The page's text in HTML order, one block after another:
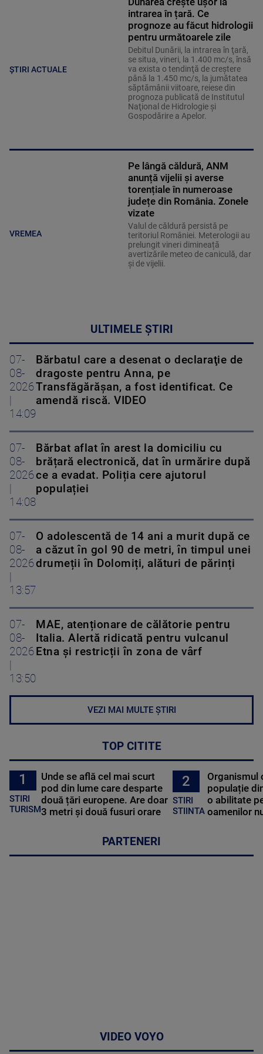
ȘTIRI ACTUALE
intrarea în țară. Ce
prognoze au făcut hidrologii
pentru următoarele zile
Debitul Dunării, la intrarea în ţară,
se situa, vineri, la 1.400 mc/s, însă
va exista o tendinţă de creştere
până la 1.450 mc/s, la jumătatea
săptămânii viitoare, reiese din
prognoza publicată de Institutul
Naţional de Hidrologie şi
Gospodărire a Apelor.
VREMEA
Pe lângă căldură, ANM
anunță vijelii și averse
torențiale în numeroase
județe din România. Zonele
vizate
Valul de căldură persistă pe
teritoriul României. Meterologii au
prelungit vineri dimineață
avertizările meteo de caniculă, dar
și de vijelii.
ULTIMELE ȘTIRI
07-
08-
2026
14:09
Bărbatul care a desenat o declaraţie de
dragoste pentru Anna, pe
Transfăgărăşan, a fost identificat. Ce
amendă riscă. VIDEO
07-
08-
2026
14:08
Bărbat aflat în arest la domiciliu cu
brățară electronică, dat în urmărire după
ce a evadat. Poliția cere ajutorul
populației
07-
08-
2026
13:57
O adolescentă de 14 ani a murit după ce
a căzut în gol 90 de metri, în timpul unei
drumeții în Dolomiți, alături de părinți
07-
08-
2026
13:50
MAE, atenționare de călătorie pentru
Italia. Alertă ridicată pentru vulcanul
Etna și restricții în zona de vârf
VEZI MAI MULTE ȘTIRI
TOP CITITE
1
STIRI
TURISM
Unde se află cel mai scurt
pod din lume care desparte
două țări europene. Are doar
3 metri și două fusuri orare
2
STIRI
STIINTA
Organismul
populație
o abilitate
oamenilor
PARTENERI
VIDEO VOYO